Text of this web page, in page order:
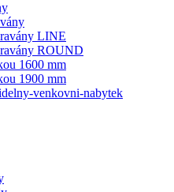
LINE
ROUND
1600 mm
1900 mm